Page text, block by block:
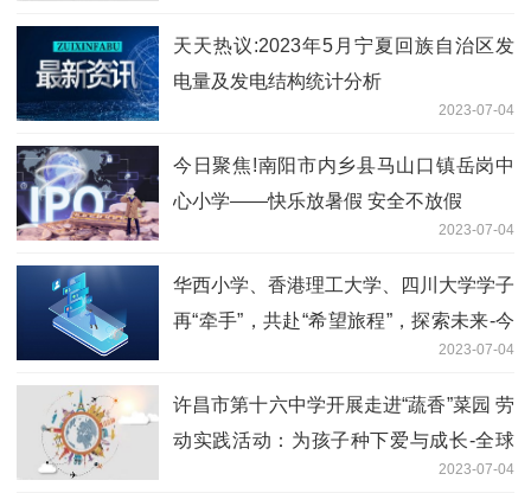
天天热议:2023年5月宁夏回族自治区发
电量及发电结构统计分析
2023-07-04
今日聚焦!南阳市内乡县马山口镇岳岗中
心小学——快乐放暑假 安全不放假
2023-07-04
华西小学、香港理工大学、四川大学学子
再“牵手”，共赴“希望旅程”，探索未来-今
2023-07-04
许昌市第十六中学开展走进“蔬香”菜园 劳
动实践活动：为孩子种下爱与成长-全球
2023-07-04